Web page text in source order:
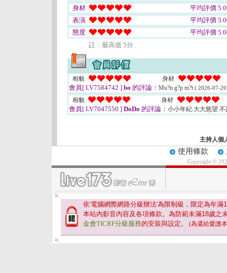
身材
平均評價
表演
平均評價
態度
平均評價
註﹕最高值 5分
相貌 身材
會員[ LV7584742 ] bo 的評論： Mu?n g?p m?t ( 2026-07-
相貌 身材
會員[ LV7047550 ] DoDo 的評論： 小小年紀.大大慾望.
主持人個
使用條款
Copyright ©
依'電腦網際網路分級辦法'為限制級，限定為年滿
本站內影音內容及各項條款。為防範未滿18歲之
金會TICRF分級服務的安裝與設定。 (為還給愛護